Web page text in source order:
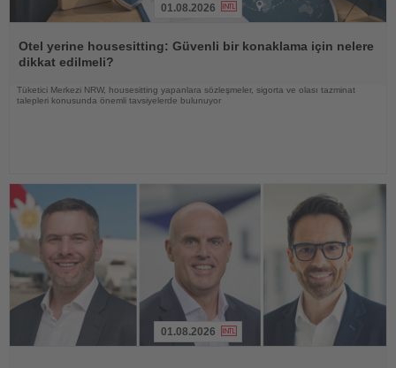
Oku
01.08.2026
Otel yerine housesitting: Güvenli bir konaklama için nelere
dikkat edilmeli?
Tüketici Merkezi NRW, housesitting yapanlara sözleşmeler, sigorta ve olası tazminat
talepleri konusunda önemli tavsiyelerde bulunuyor
01.08.2026